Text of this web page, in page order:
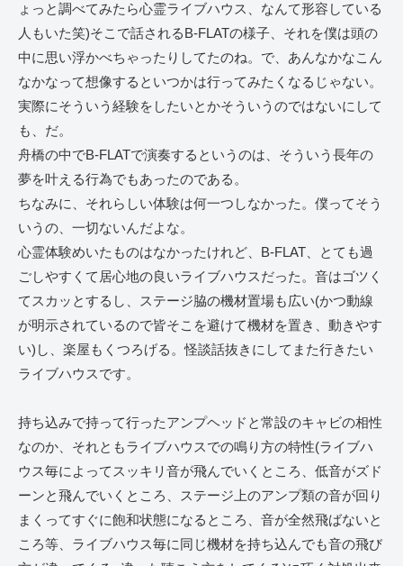
ょっと調べてみたら心霊ライブハウス、なんて形容している
人もいた笑)そこで話されるB-FLATの様子、それを僕は頭の
中に思い浮かべちゃったりしてたのね。で、あんなかなこん
なかなって想像するといつかは行ってみたくなるじゃない。
実際にそういう経験をしたいとかそういうのではないにして
も、だ。
舟橋の中でB-FLATで演奏するというのは、そういう長年の
夢を叶える行為でもあったのである。
ちなみに、それらしい体験は何一つしなかった。僕ってそう
いうの、一切ないんだよな。
心霊体験めいたものはなかったけれど、B-FLAT、とても過
ごしやすくて居心地の良いライブハウスだった。音はゴツく
てスカッとするし、ステージ脇の機材置場も広い(かつ動線
が明示されているので皆そこを避けて機材を置き、動きやす
い)し、楽屋もくつろげる。怪談話抜きにしてまた行きたい
ライブハウスです。
持ち込みで持って行ったアンプヘッドと常設のキャビの相性
なのか、それともライブハウスでの鳴り方の特性(ライブハ
ウス毎によってスッキリ音が飛んでいくところ、低音がズド
ーンと飛んでいくところ、ステージ上のアンプ類の音が回り
まくってすぐに飽和状態になるところ、音が全然飛ばないと
ころ等、ライブハウス毎に同じ機材を持ち込んでも音の飛び